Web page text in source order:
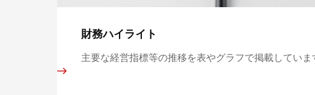
財務ハイライト
主要な経営指標等の推移を表やグラフで掲載していま